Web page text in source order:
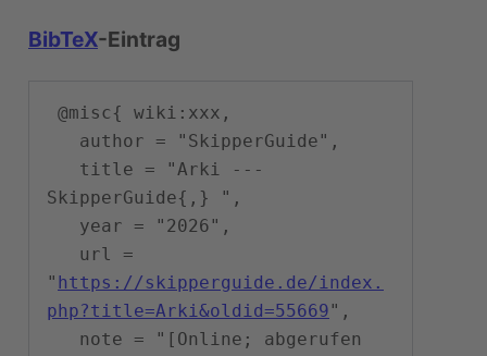
BibTeX-Eintrag
SkipperGuide{,} ",
" https://skipperguide.de/index.
php?title=Arki&oldid=55669",